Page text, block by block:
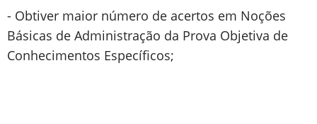
- Obtiver maior número de acertos em Noções
Básicas de Administração da Prova Objetiva de
Conhecimentos Específicos;